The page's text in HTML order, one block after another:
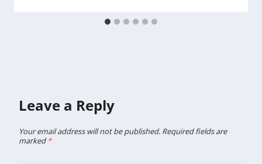
Leave a Reply
Your email address will not be published. Required fields are
marked *